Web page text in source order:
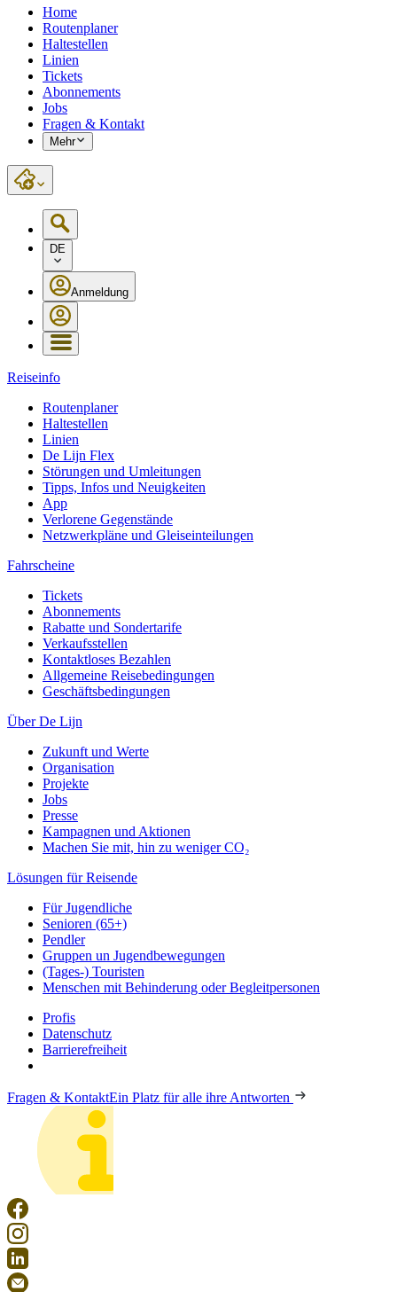
Home
Routenplaner
Haltestellen
Linien
Tickets
Abonnements
Jobs
Fragen & Kontakt
Mehr
DE
Anmeldung
Reiseinfo
Routenplaner
Haltestellen
Linien
De Lijn Flex
Störungen und Umleitungen
Tipps, Infos und Neuigkeiten
App
Verlorene Gegenstände
Netzwerkpläne und Gleiseinteilungen
Fahrscheine
Tickets
Abonnements
Rabatte und Sondertarife
Verkaufsstellen
Kontaktloses Bezahlen
Allgemeine Reisebedingungen
Geschäftsbedingungen
Über De Lijn
Zukunft und Werte
Organisation
Projekte
Jobs
Presse
Kampagnen und Aktionen
Machen Sie mit, hin zu weniger CO₂
Lösungen für Reisende
Für Jugendliche
Senioren (65+)
Pendler
Gruppen un Jugendbewegungen
(Tages-) Touristen
Menschen mit Behinderung oder Begleitpersonen
Profis
Datenschutz
Barrierefreiheit
Fragen & KontaktEin Platz für alle ihre Antworten